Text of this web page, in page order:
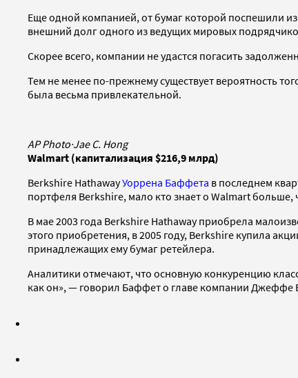
Еще одной компанией, от бумаг которой поспешили
внешний долг одного из ведущих мировых
Скорее всего, компании не удастся погасить
Тем не менее по-прежнему существует вероятность
была весьма привлекательной.
AP Photo·Jae C. Hong
Walmart (капитализация $216,9 млрд)
Berkshire HathawayУоррена Баффета в последнем
портфеля Berkshire, мало кто знает о Walmart
В мае 2003 года Berkshire Hathaway приобрела
этого приобретения, в 2005 году, Berkshire купила
принадлежащих ему бумаг ретейлера.
Аналитики отмечают, что основную конкуренцию
как он», — говорил Баффет о главе компании Джеффе